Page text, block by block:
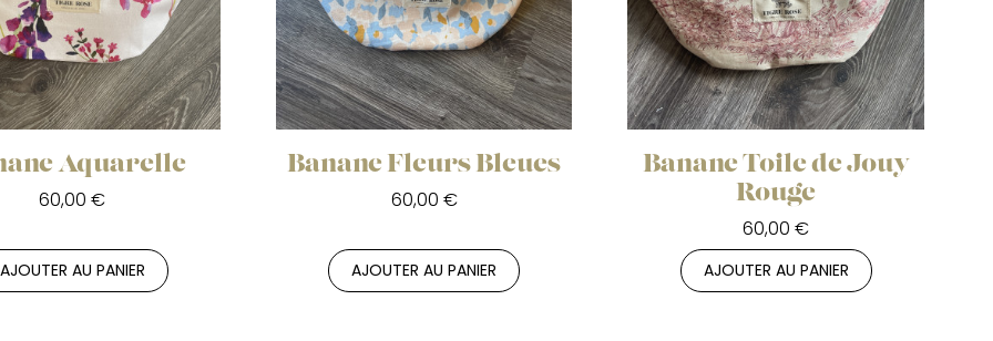
Aquarelle
60,00 €
AJOUTER AU PANIER
Banane Fleurs Bleues
60,00 €
AJOUTER AU PANIER
Banane Toile de Jouy
Rouge
60,00 €
AJOUTER AU PANIER